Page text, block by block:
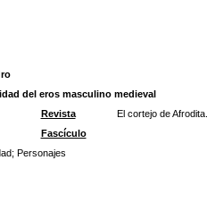
del eros masculino medieval
Revista
El cortejo de
Fascículo
; Personajes